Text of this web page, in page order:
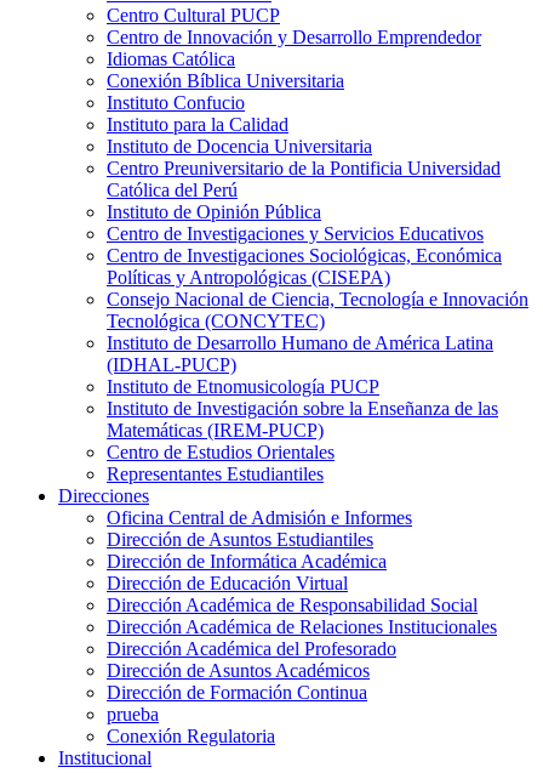
Centro Cultural PUCP
Centro de Innovación y Desarrollo Emprendedor
Idiomas Católica
Conexión Bíblica Universitaria
Instituto Confucio
Instituto para la Calidad
Instituto de Docencia Universitaria
Centro Preuniversitario de la Pontificia Universidad
Católica del Perú
Instituto de Opinión Pública
Centro de Investigaciones y Servicios Educativos
Centro de Investigaciones Sociológicas, Económica
Políticas y Antropológicas (CISEPA)
Consejo Nacional de Ciencia, Tecnología e Innovación
Tecnológica (CONCYTEC)
Instituto de Desarrollo Humano de América Latina
(IDHAL-PUCP)
Instituto de Etnomusicología PUCP
Instituto de Investigación sobre la Enseñanza de las
Matemáticas (IREM-PUCP)
Centro de Estudios Orientales
Representantes Estudiantiles
Direcciones
Oficina Central de Admisión e Informes
Dirección de Asuntos Estudiantiles
Dirección de Informática Académica
Dirección de Educación Virtual
Dirección Académica de Responsabilidad Social
Dirección Académica de Relaciones Institucionales
Dirección Académica del Profesorado
Dirección de Asuntos Académicos
Dirección de Formación Continua
prueba
Conexión Regulatoria
Institucional